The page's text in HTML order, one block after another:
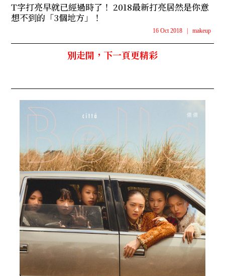
T字打亮早就已經過時了！ 2018最新打亮居然是你意
想不到的「3個地方」！
16 Oct 2018 makeup
別走開，下一頁更精彩